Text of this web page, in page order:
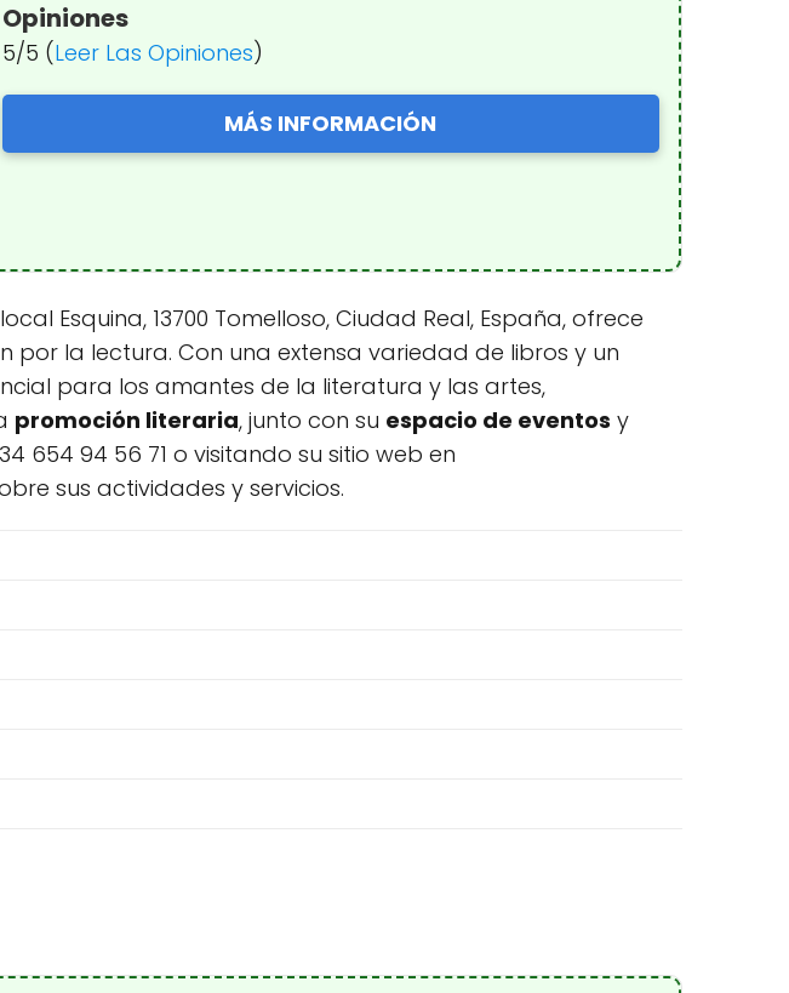
Opiniones
5/5 (Leer Las Opiniones)
MÁS INFORMACIÓN
Esquina, 13700 Tomelloso, Ciudad Real, España, ofrece
la lectura. Con una extensa variedad de libros y un
para los amantes de la literatura y las artes,
promoción literaria, junto con su espacio de eventos y
654 94 56 71 o visitando su sitio web en
sus actividades y servicios.